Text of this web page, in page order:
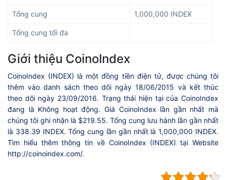
Tổng cung 1,000,000 INDEX
Tổng cung tối đa
Giới thiệu CoinoIndex
CoinoIndex (INDEX) là một đồng tiền điện tử, được chúng tôi
thêm vào danh sách theo dõi ngày 18/06/2015 và kết thúc
theo dõi ngày 23/09/2016. Trạng thái hiện tại của CoinoIndex
đang là Không hoạt động. Giá CoinoIndex lần gần nhất mà
chúng tôi ghi nhận là $219.55. Tổng cung lưu hành lần gần nhất
là 338.39 INDEX. Tổng cung lần gần nhất là 1,000,000 INDEX.
Tìm hiểu thêm thông tin về CoinoIndex (INDEX) tại Website
http://coinoindex.com/.